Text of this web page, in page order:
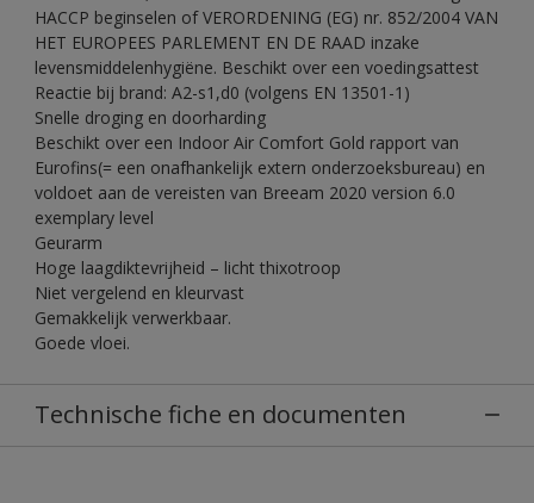
HACCP beginselen of VERORDENING (EG) nr. 852/2004 VAN
HET EUROPEES PARLEMENT EN DE RAAD inzake
levensmiddelenhygiëne. Beschikt over een voedingsattest
Reactie bij brand: A2-s1,d0 (volgens EN 13501-1)
Snelle droging en doorharding
Beschikt over een Indoor Air Comfort Gold rapport van
Eurofins(= een onafhankelijk extern onderzoeksbureau) en
voldoet aan de vereisten van Breeam 2020 version 6.0
exemplary level
Geurarm
Hoge laagdiktevrijheid – licht thixotroop
Niet vergelend en kleurvast
Gemakkelijk verwerkbaar.
Goede vloei.
Technische fiche en documenten